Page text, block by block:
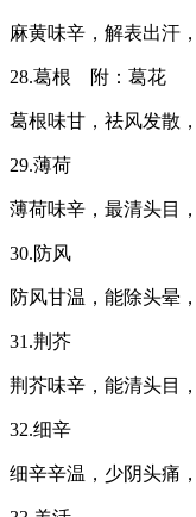
麻黄味辛，解表出汗
28.葛根 附：葛花
葛根味甘，祛风发散
29.薄荷
薄荷味辛，最清头目
30.防风
防风甘温，能除头晕
31.荆芥
荆芥味辛，能清头目
32.细辛
细辛辛温，少阴头痛